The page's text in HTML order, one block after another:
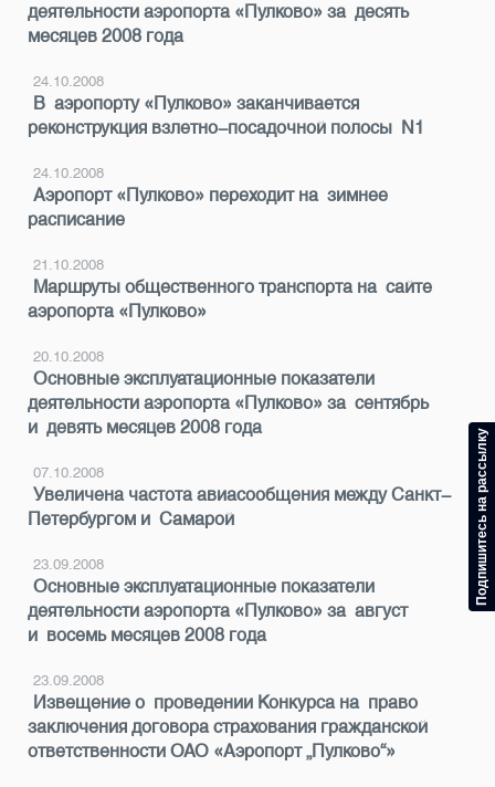
деятельности аэропорта «Пулково» за десять
месяцев 2008 года
24.10.2008
В аэропорту «Пулково» заканчивается
реконструкция взлетно-посадочной полосы N1
24.10.2008
Аэропорт «Пулково» переходит на зимнее
расписание
21.10.2008
Маршруты общественного транспорта на сайте
аэропорта «Пулково»
20.10.2008
Основные эксплуатационные показатели
деятельности аэропорта «Пулково» за сентябрь
и девять месяцев 2008 года
07.10.2008
Увеличена частота авиасообщения между Санкт-
Петербургом и Самарой
23.09.2008
Основные эксплуатационные показатели
деятельности аэропорта «Пулково» за август
и восемь месяцев 2008 года
23.09.2008
Извещение о проведении Конкурса на право
заключения договора страхования гражданской
ответственности ОАО «Аэропорт „Пулково“»
Подпишитесь на рассылку